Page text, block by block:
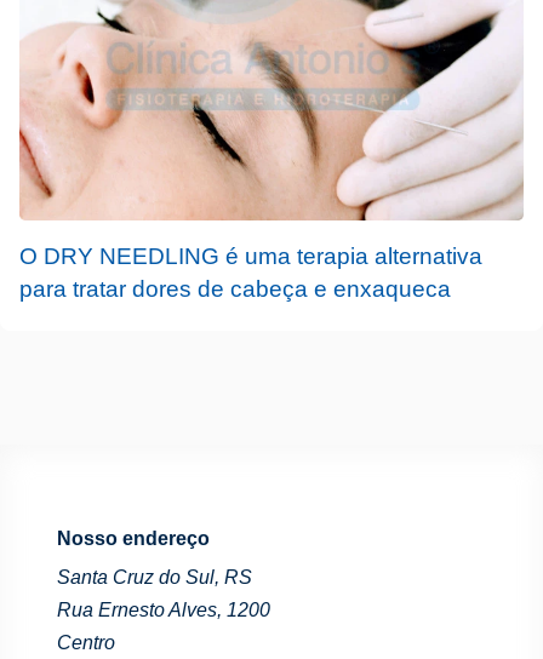
O DRY NEEDLING é uma terapia alternativa
para tratar dores de cabeça e enxaqueca
Nosso endereço
Santa Cruz do Sul, RS
Rua Ernesto Alves, 1200
Centro